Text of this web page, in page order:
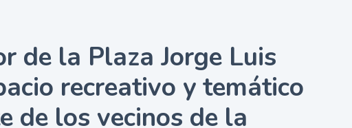
e
n
o
de la Plaza Jorge Luis
recreativo y temático
de los vecinos de la